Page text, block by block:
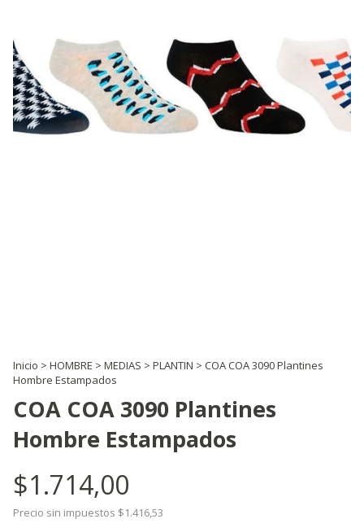
Inicio > HOMBRE > MEDIAS > PLANTIN > COA COA 3090 Plantines
Hombre Estampados
COA COA 3090 Plantines
Hombre Estampados
$1.714,00
Precio sin impuestos $1.416,53